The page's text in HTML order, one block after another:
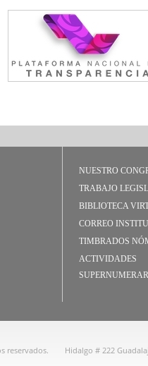
NUESTRO
TRABAJO
BIBLIOTECA
CORREO
TIMBRADOS
ACTIVIDADES
reservados. Hidalgo # 222